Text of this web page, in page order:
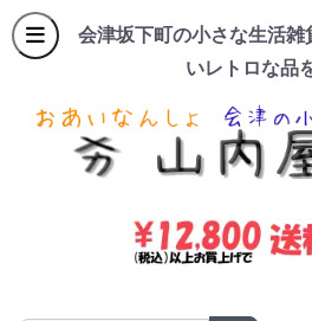
会津坂下町の小さな生活
いレトロな品